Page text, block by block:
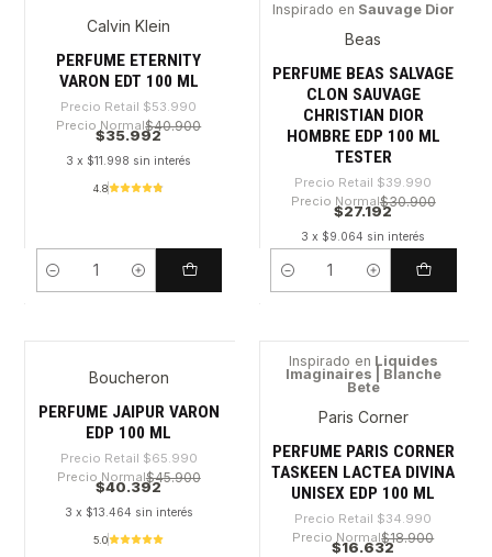
Calvin Klein
PERFUME ETERNITY
VARON EDT 100 ML
Precio Retail $53.990
Precio Normal$40.900
$35.992
3 x $11.998 sin interés
4.8
Cantidad
Inspirado en Sauvage Dior
Beas
PERFUME BEAS SALVAGE
CLON SAUVAGE
CHRISTIAN DIOR
HOMBRE EDP 100 ML
TESTER
Precio Retail $39.990
Precio Normal$30.900
$27.192
3 x $9.064 sin interés
Cantidad
Boucheron
PERFUME JAIPUR VARON
EDP 100 ML
Precio Retail $65.990
Precio Normal$45.900
$40.392
3 x $13.464 sin interés
5.0
-52%
Inspirado en Liquides
Imaginaires | Blanche
Bete
Paris Corner
PERFUME PARIS CORNER
TASKEEN LACTEA DIVINA
UNISEX EDP 100 ML
Precio Retail $34.990
Precio Normal$18.900
$16.632